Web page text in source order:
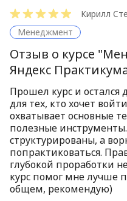
Кирилл
Менеджмент
Отзыв о курсе
Яндекс
Прошел курс и остался
для тех, кто хочет
охватывает основные
полезные
структурированы, а
попрактиковаться.
глубокой проработки
курс помог мне лучше
общем, рекомендую)